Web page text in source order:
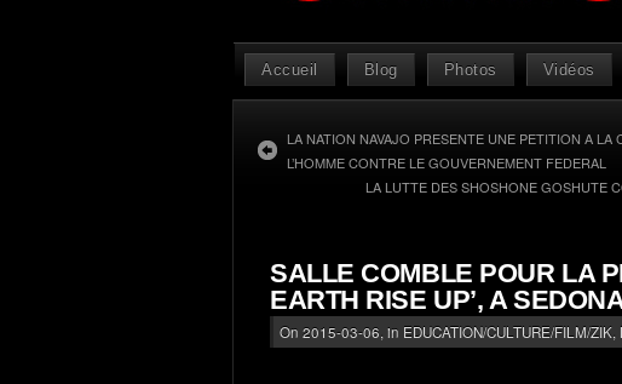
Accueil Blog Photos Vidéos
LA NATION NAVAJO PRESENTE UNE PETITION A
L’HOMME CONTRE LE GOUVERNEMENT FEDERAL
LA LUTTE DES SHOSHONE GOSHUTE
SALLE COMBLE POUR LA
EARTH RISE UP’, A
On 2015-03-06, in EDUCATION/CULTURE/FILM/ZIK